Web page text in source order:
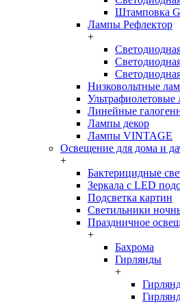
Штамповка
Лампы Рефлектор
+
Низковольтные
Линейные
Лампы декор
Лампы VINTAGE
Освещение для дома и
+
Бактерицидные
Зеркала с LED
Подсветка картин
Светильники
Праздничное
+
Бахрома
Гирлянды
+